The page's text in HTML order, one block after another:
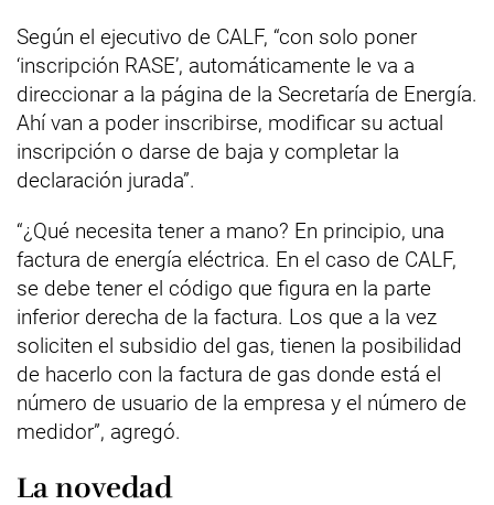
Según el ejecutivo de CALF, “con solo poner
‘inscripción RASE’, automáticamente le va a
direccionar a la página de la Secretaría de Energía.
Ahí van a poder inscribirse, modificar su actual
inscripción o darse de baja y completar la
declaración jurada”.
“¿Qué necesita tener a mano? En principio, una
factura de energía eléctrica. En el caso de CALF,
se debe tener el código que figura en la parte
inferior derecha de la factura. Los que a la vez
soliciten el subsidio del gas, tienen la posibilidad
de hacerlo con la factura de gas donde está el
número de usuario de la empresa y el número de
medidor”, agregó.
La novedad